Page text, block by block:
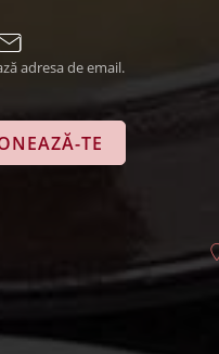
adresa de email.